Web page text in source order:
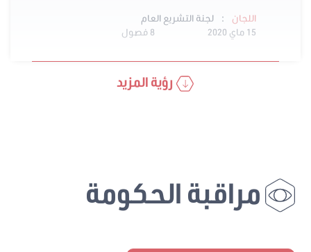
اللجان :
لجنة التشريع العام
15 ماي 2020
8 فصول
رؤية المزيد
مراقبة الحكومة